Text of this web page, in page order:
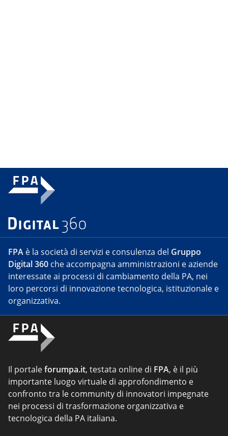
FPA è la società di servizi e consulenza del Gruppo
Digital 360 che accompagna amministrazioni e aziende
interessate ai processi di cambiamento della PA, nei
loro percorsi di innovazione tecnologica, istituzionale e
organizzativa.
Il portaleforumpa.it, testata online di FPA, è il più
importante luogo virtuale di approfondimento e
confronto tra le community di innovatori impegnate
nei processi di trasformazione organizzativa e
tecnologica della PA italiana.